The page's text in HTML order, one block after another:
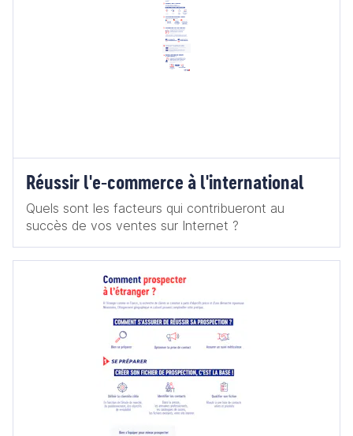
Réussir l'e-commerce à l'international
Quels sont les facteurs qui contribueront au
succès de vos ventes sur Internet ?